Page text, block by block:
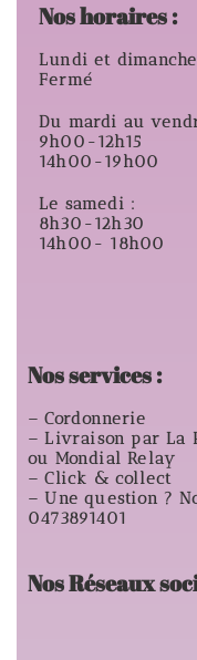
Nos horaires :
Lundi et
Fermé
Du mardi au
9h00-12h15
14h00-19h00
Le samedi :
8h30-12h30
14h00- 18h00
Nos services :
– Cordonnerie
– Livraison par La
ou Mondial Relay
– Click & collect
– Une question ?
0473891401
Nos Réseaux